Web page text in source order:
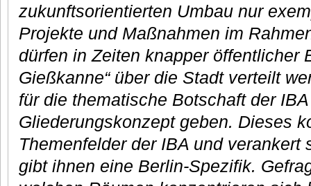
zukunftsorientierten Umbau nur
Projekte und Maßnahmen im
dürfen in Zeiten knapper öffentlicher
Gießkanne“ über die Stadt verteilt
für die thematische Botschaft der
Gliederungskonzept geben. Dieses
Themenfelder der IBA und verankert
gibt ihnen eine Berlin-Spezifik.